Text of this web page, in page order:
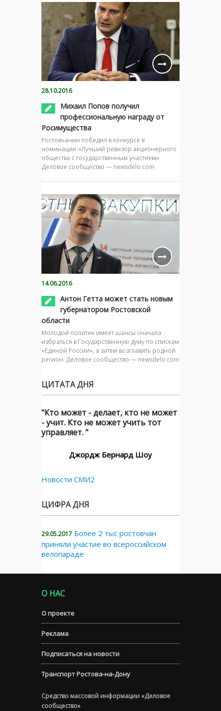
28.10.2016
Михаил Попов получил
профессиональную награду от
Росимущества
Ростовчанин победил в конкурсе в
номинации «Лучший ревизор акционерного
общества с государственным участием»
Деловое сообщество — newsdelo.com
14.06.2016
Антон Гетта может стать новым
губернатором Ростовской
области
Молодой политик имеет шансы сначала
избраться в Государственную думу по спискам
«Единой России», а затем возглавить родной
регион. Деловое сообщество — newsdelo.com
ЦИТАТА ДНЯ
"Кто может - делает, кто не может
- учит. Кто не может учить тот
управляет. "
Джордж Бернард Шоу
Новости СМИ2
ЦИФРА ДНЯ
29.05.2017 Более 2 тыс ростовчан
приняли участие во всероссийском
велопараде
О НАС
О проекте
Реклама
Подписаться на новости
Транспорт Ростова-на-Дону
Средство массовой информации «Деловое
сообщество»